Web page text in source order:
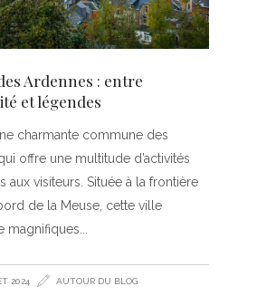
Ardennes : entre
et légendes
charmante commune des
offre une multitude d’activités
aux visiteurs. Située à la frontière
de la Meuse, cette ville
magnifiques
2024 AUTOUR DU BLOG